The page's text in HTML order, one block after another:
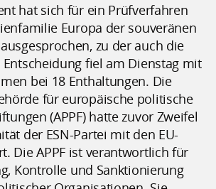
hat sich für ein Prüfverfahren
Europa der souveränen
zu der auch die
Entscheidung fiel am Dienstag mit
bei 18 Enthaltungen. Die
für europäische politische
(APPF) hatte zuvor Zweifel
der ESN-Partei mit den EU-
Die APPF ist verantwortlich für
Kontrolle und Sanktionierung